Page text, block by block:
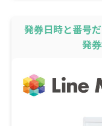
発券日時と番号
発